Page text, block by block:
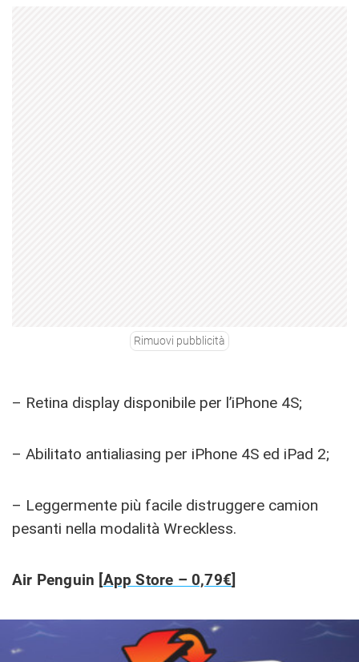
Rimuovi pubblicità
– Retina display disponibile per l’iPhone 4S;
– Abilitato antialiasing per iPhone 4S ed iPad 2;
– Leggermente più facile distruggere camion
pesanti nella modalità Wreckless.
Air Penguin [App Store – 0,79€]